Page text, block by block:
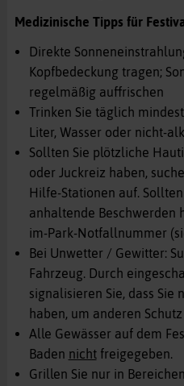
Medizinische Tipps für
Direkte
Kopfbedeckung tragen;
regelmäßig auffrischen
Trinken Sie täglich
Liter, Wasser oder nicht-
Sollten Sie plötzliche
oder Juckreiz haben,
Hilfe-Stationen auf.
anhaltende Beschwerden
im-Park-Notfallnummer
Bei Unwetter / Gewitter:
Fahrzeug. Durch
signalisieren Sie, dass Sie
haben, um anderen
Alle Gewässer auf dem
Baden nichtfreigegeben.
Grillen Sie nur in